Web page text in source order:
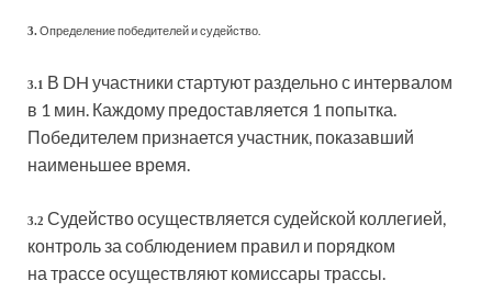
3. Определение победителей и судейство.
3.1
В DH участники стартуют раздельно с интервалом
в 1 мин. Каждому предоставляется 1 попытка.
Победителем признается участник, показавший
наименьшее время.
3.2 Судейство осуществляется судейской коллегией,
контроль за соблюдением правил и порядком
на трассе осуществляют комиссары трассы.